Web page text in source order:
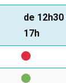
de 12h30
17h